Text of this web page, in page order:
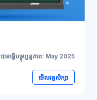
បានធ្វើបច្ចុប្បន្នភាព: May 2025
មើលវគ្គសិក្សា